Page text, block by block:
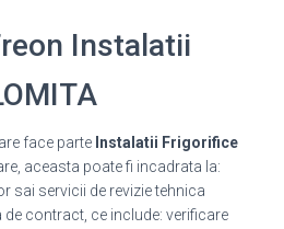
Instalatii
face parte Instalatii Frigorifice
aceasta poate fi incadrata la:
sai servicii de revizie tehnica
de contract, ce include: verificare